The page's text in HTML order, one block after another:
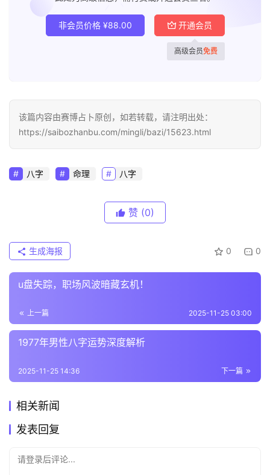
非会员价格 ¥88.00 开通会员
高级会员免费
该篇内容由赛博占卜原创，如若转载，请注明出处：
https://saibozhanbu.com/mingli/bazi/15623.html
八字 命理 八字
赞 (0)
0 0
生成海报
u盘失踪，职场风波暗藏玄机！
上一篇 2025-11-25 03:00
1977年男性八字运势深度解析
下一篇
2025-11-25 14:36
相关新闻
发表回复
请登录后评论...